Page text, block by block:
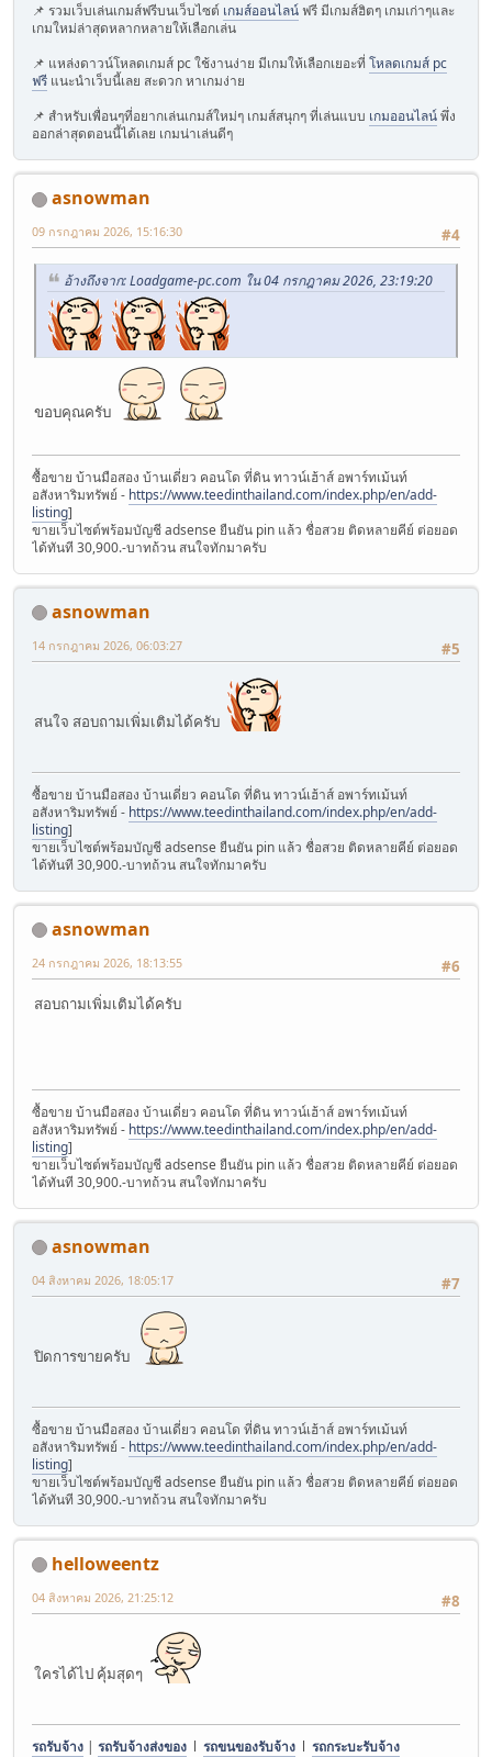
📌 รวมเว็บเล่นเกมส์ฟรีบนเว็บไซต์ เกมส์ออนไลน์ฟรี มีเกมส์ฮิตๆ เกมเก่าๆและ
เกมใหม่ล่าสุดหลากหลายให้เลือกเล่น
📌 แหล่งดาวน์โหลดเกมส์ pc ใช้งานง่าย มีเกมให้เลือกเยอะที่ โหลดเกมส์ pc
ฟรี แนะนำเว็บนี้เลย สะดวก หาเกมง่าย
📌 สำหรับเพื่อนๆที่อยากเล่นเกมส์ใหม่ๆ เกมส์สนุกๆ ที่เล่นแบบ เกมออนไลน์พึ่ง
ออกล่าสุดตอนนี้ได้เลย เกมน่าเล่นดีๆ
asnowman
#4
09 กรกฎาคม 2026, 15:16:30
อ้างถึงจาก: Loadgame-pc.com ใน 04 กรกฎาคม 2026, 23:19:20
ขอบคุณครับ
ซื้อขาย บ้านมือสอง บ้านเดี่ยว คอนโด ที่ดิน ทาวน์เฮ้าส์ อพาร์ทเม้นท์
อสังหาริมทรัพย์ - https://www.teedinthailand.com/index.php/en/add-
listing]
ขายเว็บไซต์พร้อมบัญชี adsense ยืนยัน pin แล้ว ชื่อสวย ติดหลายคีย์ ต่อยอด
ได้ทันที 30,900.-บาทถ้วน สนใจทักมาครับ
asnowman
#5
14 กรกฎาคม 2026, 06:03:27
สนใจ สอบถามเพิ่มเติมได้ครับ
ซื้อขาย บ้านมือสอง บ้านเดี่ยว คอนโด ที่ดิน ทาวน์เฮ้าส์ อพาร์ทเม้นท์
อสังหาริมทรัพย์ - https://www.teedinthailand.com/index.php/en/add-
listing]
ขายเว็บไซต์พร้อมบัญชี adsense ยืนยัน pin แล้ว ชื่อสวย ติดหลายคีย์ ต่อยอด
ได้ทันที 30,900.-บาทถ้วน สนใจทักมาครับ
asnowman
#6
24 กรกฎาคม 2026, 18:13:55
สอบถามเพิ่มเติมได้ครับ
ซื้อขาย บ้านมือสอง บ้านเดี่ยว คอนโด ที่ดิน ทาวน์เฮ้าส์ อพาร์ทเม้นท์
อสังหาริมทรัพย์ - https://www.teedinthailand.com/index.php/en/add-
listing]
ขายเว็บไซต์พร้อมบัญชี adsense ยืนยัน pin แล้ว ชื่อสวย ติดหลายคีย์ ต่อยอด
ได้ทันที 30,900.-บาทถ้วน สนใจทักมาครับ
asnowman
#7
04 สิงหาคม 2026, 18:05:17
ปิดการขายครับ
ซื้อขาย บ้านมือสอง บ้านเดี่ยว คอนโด ที่ดิน ทาวน์เฮ้าส์ อพาร์ทเม้นท์
อสังหาริมทรัพย์ - https://www.teedinthailand.com/index.php/en/add-
listing]
ขายเว็บไซต์พร้อมบัญชี adsense ยืนยัน pin แล้ว ชื่อสวย ติดหลายคีย์ ต่อยอด
ได้ทันที 30,900.-บาทถ้วน สนใจทักมาครับ
helloweentz
#8
04 สิงหาคม 2026, 21:25:12
ใครได้ไป คุ้มสุดๆ
รถรับจ้าง | รถรับจ้างส่งของ l รถขนของรับจ้าง l รถกระบะรับจ้าง